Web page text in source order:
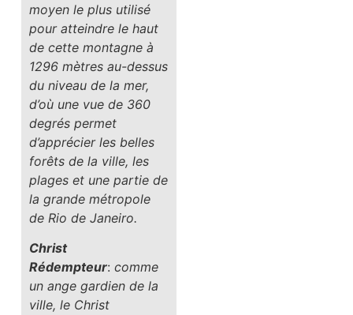
moyen le plus utilisé
pour atteindre le haut
de cette montagne à
1296 mètres au-dessus
du niveau de la mer,
d’où une vue de 360
degrés permet
d’apprécier les belles
forêts de la ville, les
plages et une partie de
la grande métropole
de Rio de Janeiro.
Christ
Rédempteur: comme
un ange gardien de la
ville, le Christ